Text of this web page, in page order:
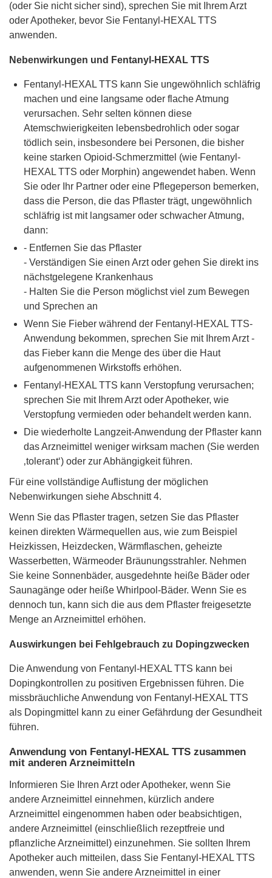
(oder Sie nicht sicher sind), sprechen Sie mit Ihrem Arzt
oder Apotheker, bevor Sie Fentanyl-HEXAL TTS
anwenden.
Nebenwirkungen und Fentanyl-HEXAL TTS
Fentanyl-HEXAL TTS kann Sie ungewöhnlich schläfrig
machen und eine langsame oder flache Atmung
verursachen. Sehr selten können diese
Atemschwierigkeiten lebensbedrohlich oder sogar
tödlich sein, insbesondere bei Personen, die bisher
keine starken Opioid-Schmerzmittel (wie Fentanyl-
HEXAL TTS oder Morphin) angewendet haben. Wenn
Sie oder Ihr Partner oder eine Pflegeperson bemerken,
dass die Person, die das Pflaster trägt, ungewöhnlich
schläfrig ist mit langsamer oder schwacher Atmung,
dann:
- Entfernen Sie das Pflaster
- Verständigen Sie einen Arzt oder gehen Sie direkt ins
nächstgelegene Krankenhaus
- Halten Sie die Person möglichst viel zum Bewegen
und Sprechen an
Wenn Sie Fieber während der Fentanyl-HEXAL TTS-
Anwendung bekommen, sprechen Sie mit Ihrem Arzt -
das Fieber kann die Menge des über die Haut
aufgenommenen Wirkstoffs erhöhen.
Fentanyl-HEXAL TTS kann Verstopfung verursachen;
sprechen Sie mit Ihrem Arzt oder Apotheker, wie
Verstopfung vermieden oder behandelt werden kann.
Die wiederholte Langzeit-Anwendung der Pflaster kann
das Arzneimittel weniger wirksam machen (Sie werden
‚tolerant‘) oder zur Abhängigkeit führen.
Für eine vollständige Auflistung der möglichen
Nebenwirkungen siehe Abschnitt 4.
Wenn Sie das Pflaster tragen, setzen Sie das Pflaster
keinen direkten Wärmequellen aus, wie zum Beispiel
Heizkissen, Heizdecken, Wärmflaschen, geheizte
Wasserbetten, Wärmeoder Bräunungsstrahler. Nehmen
Sie keine Sonnenbäder, ausgedehnte heiße Bäder oder
Saunagänge oder heiße Whirlpool-Bäder. Wenn Sie es
dennoch tun, kann sich die aus dem Pflaster freigesetzte
Menge an Arzneimittel erhöhen.
Auswirkungen bei Fehlgebrauch zu Dopingzwecken
Die Anwendung von Fentanyl-HEXAL TTS kann bei
Dopingkontrollen zu positiven Ergebnissen führen. Die
missbräuchliche Anwendung von Fentanyl-HEXAL TTS
als Dopingmittel kann zu einer Gefährdung der Gesundheit
führen.
Anwendung von Fentanyl-HEXAL TTS zusammen
mit anderen Arzneimitteln
Informieren Sie Ihren Arzt oder Apotheker, wenn Sie
andere Arzneimittel einnehmen, kürzlich andere
Arzneimittel eingenommen haben oder beabsichtigen,
andere Arzneimittel (einschließlich rezeptfreie und
pflanzliche Arzneimittel) einzunehmen. Sie sollten Ihrem
Apotheker auch mitteilen, dass Sie Fentanyl-HEXAL TTS
anwenden, wenn Sie andere Arzneimittel in einer